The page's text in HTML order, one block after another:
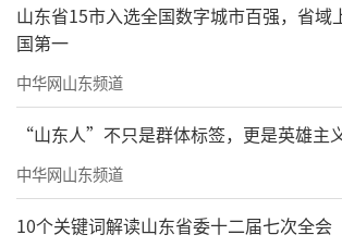
山东省15市入选全国数字城市百强，省域
国第一
中华网山东频道
“山东人”不只是群体标签，更是英雄主
中华网山东频道
10个关键词解读山东省委十二届七次全会